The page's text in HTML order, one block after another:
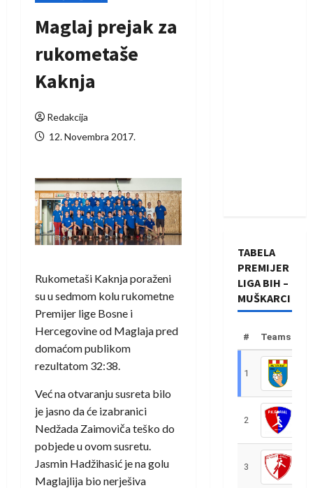
Maglaj prejak za
rukometaše
Kaknja
Redakcija
12. Novembra 2017.
Rukometaši Kaknja poraženi
su u sedmom kolu rukometne
Premijer lige Bosne i
Hercegovine od Maglaja pred
domaćom publikom
rezultatom 32:38.
Već na otvaranju susreta bilo
je jasno da će izabranici
Nedžada Zaimoviča teško do
pobjede u ovom susretu.
Jasmin Hadžihasić je na golu
Maglajlija bio nerješiva
TABELA
PREMIJER
LIGA BIH –
MUŠKARCI
# Teams
1
2
3